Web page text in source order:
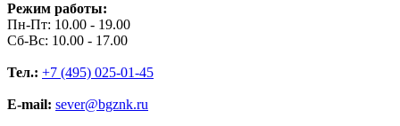
Режим работы:
Пн-Пт: 10.00 - 19.00
Сб-Вс: 10.00 - 17.00
Тел.: +7 (495) 025-01-45
E-mail: sever@bgznk.ru